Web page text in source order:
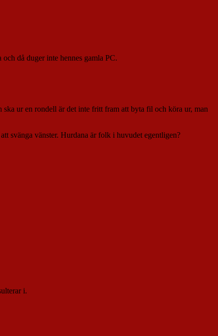
då duger inte hennes gamla PC.
ur en rondell är det inte fritt fram att byta fil och köra ur, man
svänga vänster. Hurdana är folk i huvudet egentligen?
i.